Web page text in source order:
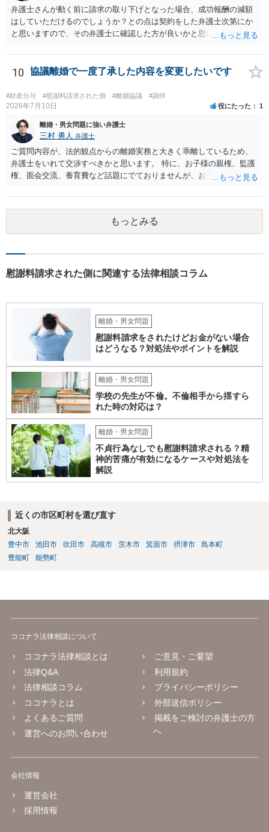
務不存在確認請求訴訟を提起することも考えられます（事案によって
は、十分な根拠もなく不法行為と決めつけたことに対する慰謝料請求
も併せて行う）。 しかしながら、訴訟への対応は（仮に弁護士へ対応
を任せるとしても）気力が必要であり、精神疾患を抱えながら対応す
るのはしんどい面があります。 名誉回復を重視してとことん毅然と対
応するのがよいのか、それとも相手方の主張の一部をある程度受け入
れて（紛らわしい言動があったとして）示談や和解で収めるか、とい
すので、地元の複数の弁護士に聞いてみた方がよいと思います。
弁護士さんが動く前に請求の取り下げとなった場合、成功報酬の減額
はしていただけるのでしょうか？との点は契約をした弁護士次第にか
と思いますので、その弁護士に確認した方が良いかと思います。ご参
10 協議離婚で一度了承した内容を変更したいです
#財産分与 #慰謝料請求された側 #離婚協議 #調停
2026年7月10日 役にたった 1
離婚・男女問題に強い弁護士
三村 勇人 弁護士
ご質問内容が、法的観点からの離婚実務と大きく乖離しているため、
弁護士をいれて交渉すべきかと思います。 特に、お子様の親権、監護
権、面会交流、養育費など話題にでておりませんが、お子様の権利を
れを決めなかったために生じる質問がこの法律相談でも多くあげられ
ます。 一生に一度あるかないかの離婚という法律問題ですので、お近
くの弁護士事務所にご相談されることをお勧めします。
もっとみる
慰謝料請求された側に関連する法律相談コラム
離婚・男女問題
慰謝料請求をされたけどお金がない場合
はどうなる？対処法やポイントを解説
離婚・男女問題
学校の先生が不倫。不倫相手から揺すら
れた時の対応は？
離婚・男女問題
不貞行為なしでも慰謝料請求される？精
神的苦痛が有効になるケースや対処法を
解説
近くの市区町村を選び直す
北大阪
豊中市
池田市 吹田市 高槻市 茨木市 箕面市 摂津市
島本町
豊能町
能勢町
ココナラ法律相談について
ココナラ法律相談とは
法律Q&A
法律相談コラム
ココナラとは
よくあるご質問
運営へのお問い合わせ
ご意見・ご要望
利用規約
プライバシーポリシー
外部送信ポリシー
掲載をご検討の弁護士の方
へ
会社情報
運営会社
採用情報